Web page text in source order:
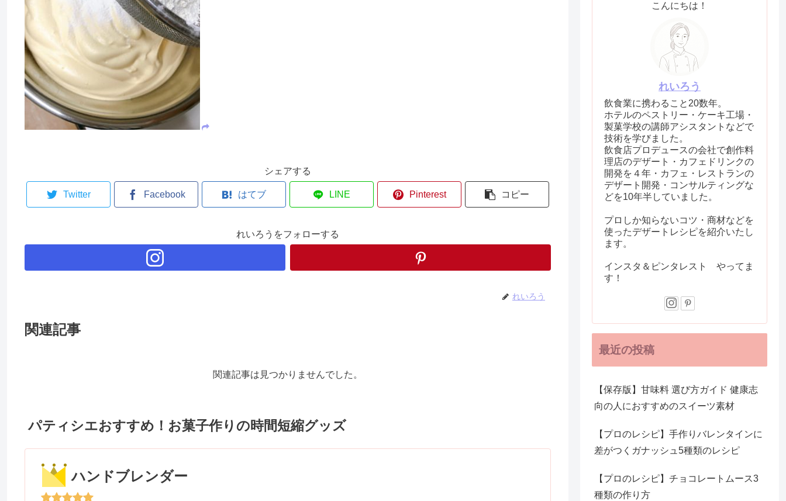
シェアする
Twitter Facebook はてブ LINE Pinterest コピー
れいろうをフォローする
れいろう
関連記事
関連記事は見つかりませんでした。
パティシエおすすめ！お菓子作りの時間短縮グッズ
ハンドブレンダー
こんにちは！
れいろう
飲食業に携わること20数年。
ホテルのペストリー・ケーキ工場・
製菓学校の講師アシスタントなどで
技術を学びました。
飲食店プロデュースの会社で創作料
理店のデザート・カフェドリンクの
開発を４年・カフェ・レストランの
デザート開発・コンサルティングな
どを10年半していました。
プロしか知らないコツ・商材などを
使ったデザートレシピを紹介いたし
ます。
インスタ＆ピンタレスト やってま
す！
最近の投稿
【保存版】甘味料 選び方ガイド 健康志
向の人におすすめのスイーツ素材
【プロのレシピ】手作りバレンタインに
差がつくガナッシュ5種類のレシピ
【プロのレシピ】チョコレートムース3
種類の作り方